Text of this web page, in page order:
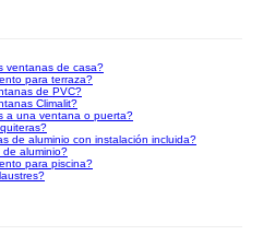
ventanas de casa?
para terraza?
de PVC?
Climalit?
a una ventana o puerta?
de aluminio con instalación incluida?
de aluminio?
para piscina?